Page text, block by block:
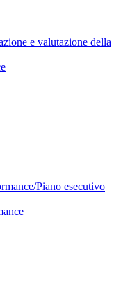
e valutazione della
Piano esecutivo